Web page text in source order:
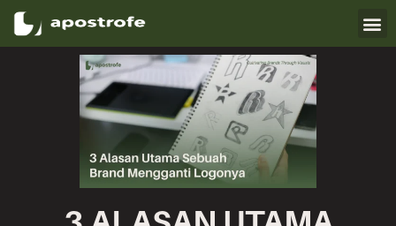
Skip